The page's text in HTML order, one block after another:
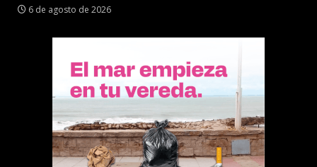
6 de agosto de 2026